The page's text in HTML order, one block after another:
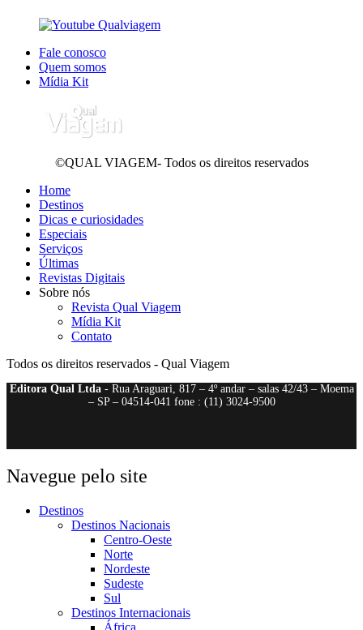
Fale conosco
Quem somos
Mídia Kit
©QUAL VIAGEM- Todos os direitos reservados
Home
Destinos
Dicas e curiosidades
Especiais
Serviços
Últimas
Revistas Digitais
Sobre nós
Revista Qual Viagem
Mídia Kit
Contato
Todos os direitos reservados - Qual Viagem
Editora Qual Ltda- Rua Araguari, 817 – 4º andar – salas 42/43 – Moema
– SP – 04514-041 fone : (11) 3024-9500
Navegue pelo site
Destinos
Destinos Nacionais
Centro-Oeste
Norte
Nordeste
Sudeste
Sul
Destinos Internacionais
África